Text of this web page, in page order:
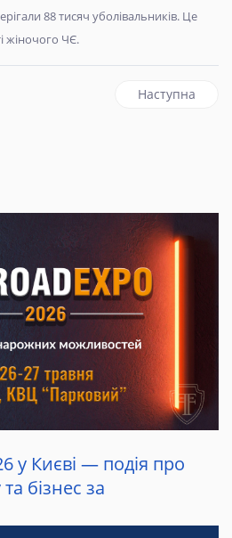
88 тисяч уболівальників. Це
жіночого ЧЄ.
– Джошуа. Що потрібно знати
наступна
Наступна
у Києві — подія про
бізнес за